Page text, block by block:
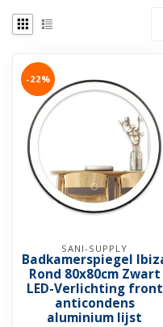
-22%
SANI-SUPPLY
Badkamerspiegel
Rond 80x80cm Zwart
LED-Verlichting front
anticondens
aluminium lijst